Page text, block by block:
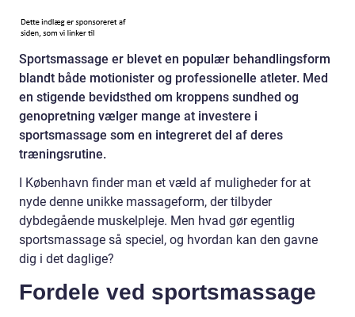
Sportsmassage er blevet en populær behandlingsform
blandt både motionister og professionelle atleter. Med
en stigende bevidsthed om kroppens sundhed og
genopretning vælger mange at investere i
sportsmassage som en integreret del af deres
træningsrutine.
I København finder man et væld af muligheder for at
nyde denne unikke massageform, der tilbyder
dybdegående muskelpleje. Men hvad gør egentlig
sportsmassage så speciel, og hvordan kan den gavne
dig i det daglige?
Fordele ved sportsmassage